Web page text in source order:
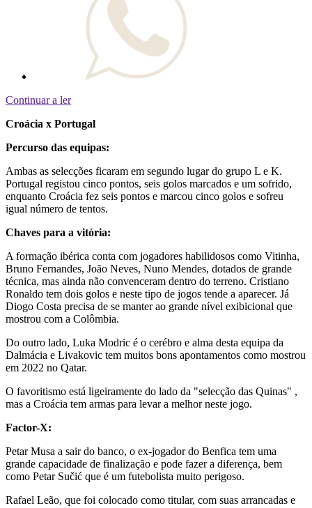
Continuar a ler
Croácia x Portugal
Percurso das equipas:
Ambas as selecções ficaram em segundo lugar do grupo L e K.
Portugal registou cinco pontos, seis golos marcados e um sofrido,
enquanto Croácia fez seis pontos e marcou cinco golos e sofreu
igual número de tentos.
Chaves para a vitória:
A formação ibérica conta com jogadores habilidosos como Vitinha,
Bruno Fernandes, João Neves, Nuno Mendes, dotados de grande
técnica, mas ainda não convenceram dentro do terreno. Cristiano
Ronaldo tem dois golos e neste tipo de jogos tende a aparecer. Já
Diogo Costa precisa de se manter ao grande nível exibicional que
mostrou com a Colômbia.
Do outro lado, Luka Modric é o cerébro e alma desta equipa da
Dalmácia e Livakovic tem muitos bons apontamentos como mostrou
em 2022 no Qatar.
O favoritismo está ligeiramente do lado da "selecção das Quinas" ,
mas a Croácia tem armas para levar a melhor neste jogo.
Factor-X:
Petar Musa a sair do banco, o ex-jogador do Benfica tem uma
grande capacidade de finalização e pode fazer a diferença, bem
como Petar Sučić que é um futebolista muito perigoso.
Rafael Leão, que foi colocado como titular, com suas arrancadas e